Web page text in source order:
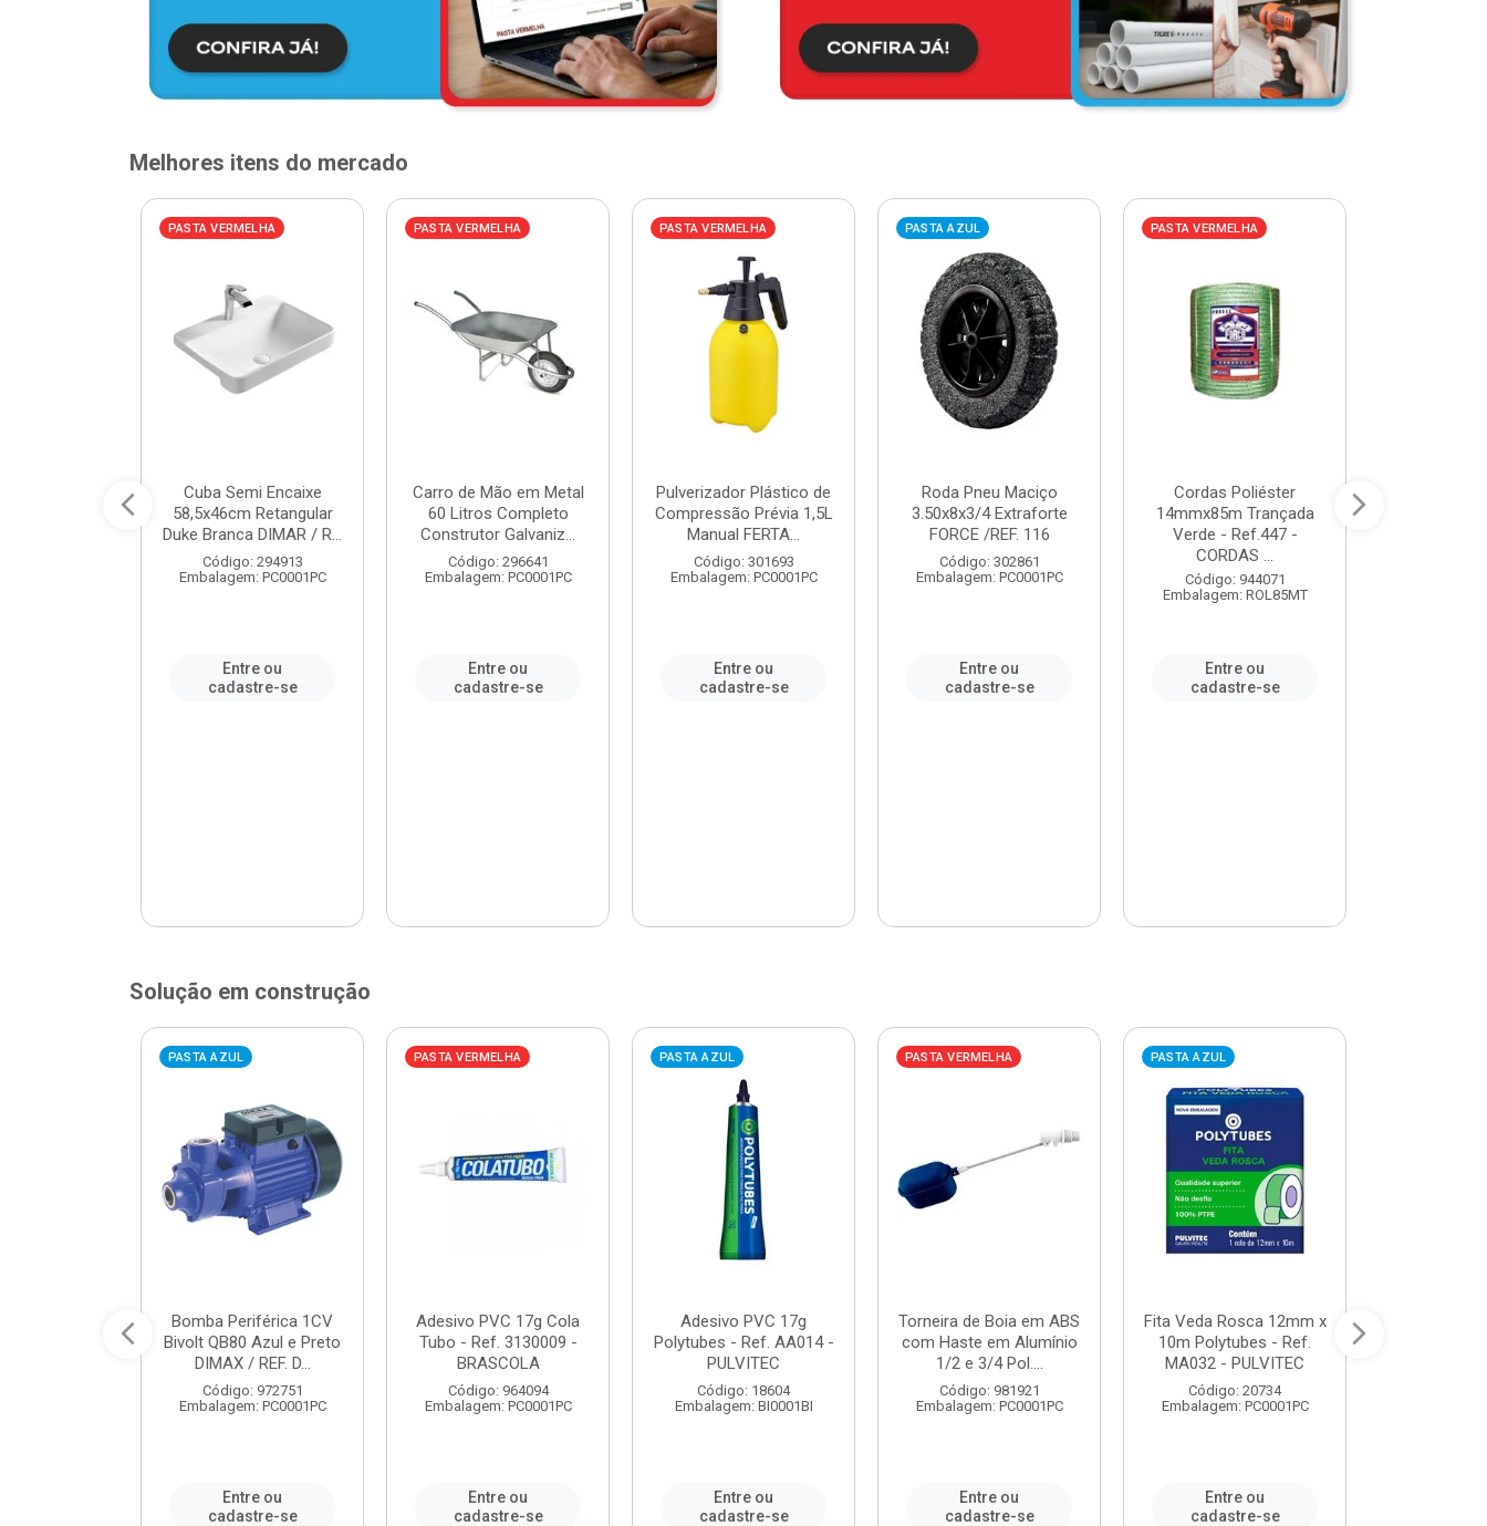
Melhores itens do mercado
PASTA VERMELHA
Cuba Semi Encaixe
58,5x46cm Retangular
Duke Branca DIMAR / R...
Código: 294913
Embalagem: PC0001PC
Entre ou
cadastre-se
PASTA VERMELHA
Carro de Mão em Metal
60 Litros Completo
Construtor Galvaniz...
Código: 296641
Embalagem: PC0001PC
Entre ou
cadastre-se
PASTA VERMELHA
Pulverizador Plástico de
Compressão Prévia 1,5L
Manual FERTA...
Código: 301693
Embalagem: PC0001PC
Entre ou
cadastre-se
PASTA AZUL
Roda Pneu Maciço
3.50x8x3/4 Extraforte
FORCE /REF. 116
Código: 302861
Embalagem: PC0001PC
Entre ou
cadastre-se
PASTA VERMELHA
Cordas Poliéster
14mmx85m Trançada
Verde - Ref.447 -
CORDAS ...
Código: 944071
Embalagem: ROL85MT
Entre ou
cadastre-se
Solução em construção
PASTA AZUL
Bomba Periférica 1CV
Bivolt QB80 Azul e Preto
DIMAX / REF. D...
Código: 972751
Embalagem: PC0001PC
Entre ou
cadastre-se
PASTA VERMELHA
Adesivo PVC 17g Cola
Tubo - Ref. 3130009 -
BRASCOLA
Código: 964094
Embalagem: PC0001PC
Entre ou
cadastre-se
PASTA AZUL
Adesivo PVC 17g
Polytubes - Ref. AA014 -
PULVITEC
Código: 18604
Embalagem: BI0001BI
Entre ou
cadastre-se
PASTA VERMELHA
Torneira de Boia em ABS
com Haste em Alumínio
1/2 e 3/4 Pol....
Código: 981921
Embalagem: PC0001PC
Entre ou
cadastre-se
PASTA AZUL
Fita Veda Rosca 12mm x
10m Polytubes - Ref.
MA032 - PULVITEC
Código: 20734
Embalagem: PC0001PC
Entre ou
cadastre-se